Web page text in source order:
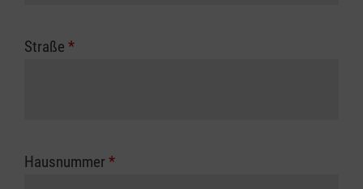
Straße *
Hausnummer *